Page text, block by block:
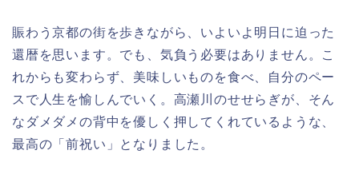
賑わう京都の街を歩きながら、いよいよ明日に迫った
還暦を思います。でも、気負う必要はありません。こ
れからも変わらず、美味しいものを食べ、自分のペー
スで人生を愉しんでいく。高瀬川のせせらぎが、そん
なダメダメの背中を優しく押してくれているような、
最高の「前祝い」となりました。